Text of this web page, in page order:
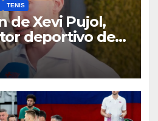
TENIS
de Xevi Pujol,
deportivo del
el proyecto culé